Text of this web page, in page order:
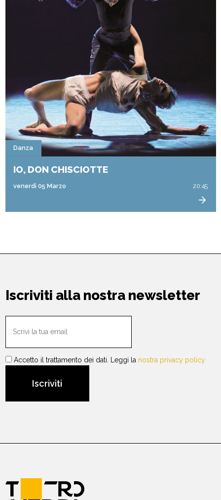
Danza
IO, DON CHISCIOTTE
venerdì 05 Marzo 20:45
Iscriviti alla nostra newsletter
Accetto il trattamento dei dati. Leggi la nostra privacy policy